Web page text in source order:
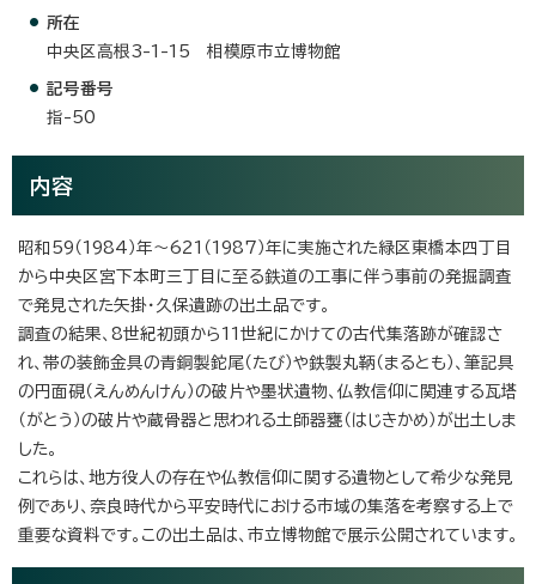
所在
中央区高根3-1-15 相模原市立博物館
記号番号
指-50
内容
昭和59（1984）年～621（1987）年に実施された緑区東橋本四丁目
から中央区宮下本町三丁目に至る鉄道の工事に伴う事前の発掘調査
で発見された矢掛・久保遺跡の出土品です。
調査の結果、8世紀初頭から11世紀にかけての古代集落跡が確認さ
れ、帯の装飾金具の青銅製鉈尾（たび）や鉄製丸鞆（まるとも）、筆記具
の円面硯（えんめんけん）の破片や墨状遺物、仏教信仰に関連する瓦塔
（がとう）の破片や蔵骨器と思われる土師器甕（はじきかめ）が出土しま
した。
これらは、地方役人の存在や仏教信仰に関する遺物として希少な発見
例であり、奈良時代から平安時代における市域の集落を考察する上で
重要な資料です。この出土品は、市立博物館で展示公開されています。